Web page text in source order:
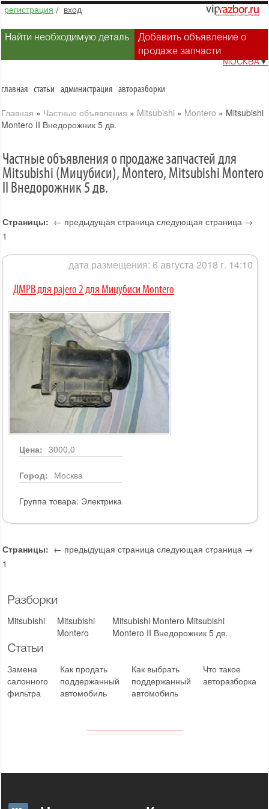
регистрация / вход
Найти необходимую деталь
Добавить объявление о
продаже запчасти
МОСКВА▼
главная статьи администрация авторазборки
Главная » Частные объявления » Mitsubishi » Montero » Mitsubishi
Montero II Внедорожник 5 дв.
Разборки
Mitsubishi
Mitsubishi
Montero
Mitsubishi Montero Mitsubishi
Montero II Внедорожник 5 дв.
Статьи
Замена
салонного
фильтра
Как продать
поддержанный
автомобиль
Как выбрать
поддержанный
автомобиль
Что такое
авторазборка
Частные объявления о продаже запчастей для
Mitsubishi (Мицубиси), Montero, Mitsubishi Montero
II Внедорожник 5 дв.
Страницы: ← предыдущая страница следующая страница →
1
дата размещения: 6 августа 2018 г. 14:10
ДМРВ для pajero 2 для Мицубиси Montero
Цена: 3000,0
Город: Москва
Группа товара: Электрика
Страницы: ← предыдущая страница следующая страница →
1